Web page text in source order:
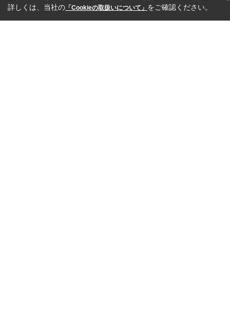
詳しくは、当社の 「Cookieの取扱いについて」 をご確認ください。